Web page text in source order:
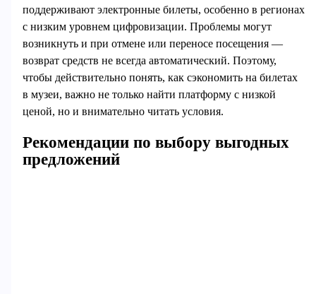
поддерживают электронные билеты, особенно в регионах
с низким уровнем цифровизации. Проблемы могут
возникнуть и при отмене или переносе посещения —
возврат средств не всегда автоматический. Поэтому,
чтобы действительно понять, как сэкономить на билетах
в музеи, важно не только найти платформу с низкой
ценой, но и внимательно читать условия.
Рекомендации по выбору выгодных
предложений